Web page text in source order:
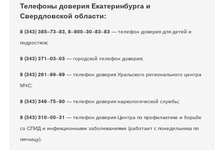
Телефоны доверия Екатеринбурга и
Свердловской области:
8 (343) 385–73–83, 8–800–30–83–83 — телефон доверия для детей и
подростков;
8 (343) 371–03–03 — городской телефон доверия;
8 (343) 261–99–99 — телефон доверия Уральского регионального центра
МЧС;
8 (343) 346–75–90 — телефон доверия наркологической службы;
8 (343) 310–00–31 — телефон доверия Центра по профилактике и борьбе
со СПИД и инфекционными заболеваниями (работает с понедельника по
пятницу).